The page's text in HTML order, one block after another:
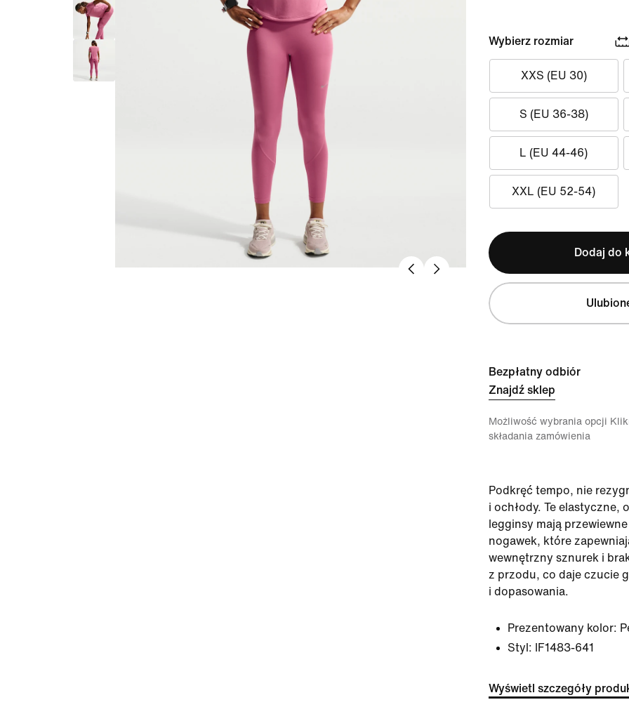
Wybierz rozmiar
XXS (EU 30)
S (EU 36-38)
L (EU 44-46)
XXL (EU 52-54)
Dodaj do
Bezpłatny odbiór
Znajdź sklep
Możliwość wybrania opcji
składania zamówienia
Podkręć tempo, nie
i ochłody. Te elastyczne,
legginsy mają
nogawek, które
wewnętrzny sznurek i
z przodu, co daje czucie
i dopasowania.
Prezentowany kolor:
Styl:
IF1483-641
Wyświetl szczegóły